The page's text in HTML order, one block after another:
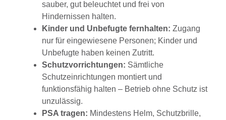
sauber, gut beleuchtet und frei von
Hindernissen halten.
Kinder und Unbefugte fernhalten: Zugang
nur für eingewiesene Personen; Kinder und
Unbefugte haben keinen Zutritt.
Schutzvorrichtungen: Sämtliche
Schutzeinrichtungen montiert und
funktionsfähig halten – Betrieb ohne Schutz ist
unzulässig.
PSA tragen: Mindestens Helm, Schutzbrille,